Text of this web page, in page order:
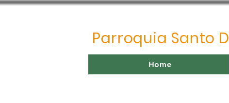
Parroquia Santo
Home